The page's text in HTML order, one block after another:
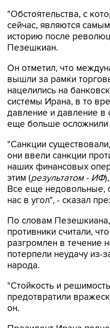
"Обстоятельства, с
сейчас, являются
историю после
Пезешкиан.
Он отметил, что
вышли за рамки
нацелились на
системы Ирана, в то
давление и давление в
еще больше осложнили
"Санкции
они ввели санкции
наших финансовых
этим (результатом - ИФ
Все еще недовольные,
нас в угол", - сказал
По словам
противники считали,
разгромлен в течение
потерпели неудачу из-
народа.
"Стойкость и
предотвратили
он.